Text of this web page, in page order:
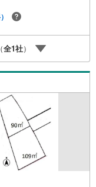
ども主催しており、
一括サポートまた、
設、白馬メディケア
ポートで住まい探し
談頂けます。
全1社）